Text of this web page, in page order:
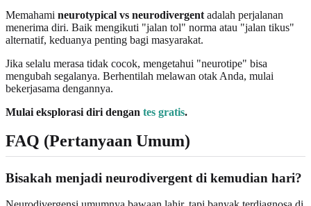
Memahami neurotypical vs neurodivergent adalah perjalanan
menerima diri. Baik mengikuti "jalan tol" norma atau "jalan tikus"
alternatif, keduanya penting bagi masyarakat.
Jika selalu merasa tidak cocok, mengetahui "neurotipe" bisa
mengubah segalanya. Berhentilah melawan otak Anda, mulai
bekerjasama dengannya.
Mulai eksplorasi diri dengan tes gratis.
FAQ (Pertanyaan Umum)
Bisakah menjadi neurodivergent di kemudian hari?